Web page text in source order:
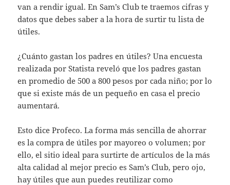
van a rendir igual. En Sam’s Club te traemos cifras y
datos que debes saber a la hora de surtir tu lista de
útiles.
¿Cuánto gastan los padres en útiles? Una encuesta
realizada por Statista reveló que los padres gastan
en promedio de 500 a 800 pesos por cada niño; por lo
que si existe más de un pequeño en casa el precio
aumentará.
Esto dice Profeco. La forma más sencilla de ahorrar
es la compra de útiles por mayoreo o volumen; por
ello, el sitio ideal para surtirte de artículos de la más
alta calidad al mejor precio es Sam’s Club, pero ojo,
hay útiles que aun puedes reutilizar como